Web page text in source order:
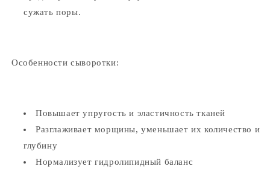
сужать поры.
Особенности сыворотки:
Повышает упругость и эластичность тканей
Разглаживает морщины, уменьшает их количество и
глубину
Нормализует гидролипидный баланс